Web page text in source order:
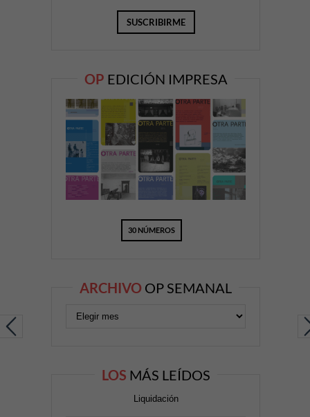
OP EDICIÓN IMPRESA
30 NÚMEROS
ARCHIVO OP SEMANAL
LOS MÁS LEÍDOS
Liquidación